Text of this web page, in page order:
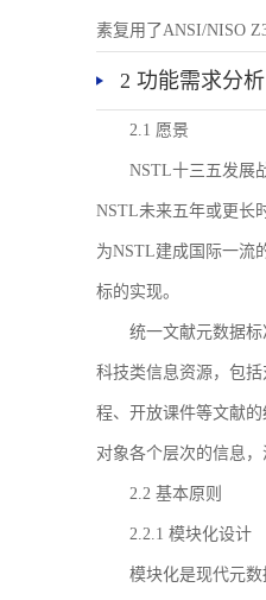
素复用了ANSI/NISO
2 功能需求分析
2.1 愿景
NSTL十三五发展
NSTL未来五年或更长
为NSTL建成国际一流
标的实现。
统一文献元数据
科技类信息资源，包
程、开放课件等文献
对象各个层次的信息
2.2 基本原则
2.2.1 模块化设计
模块化是现代元